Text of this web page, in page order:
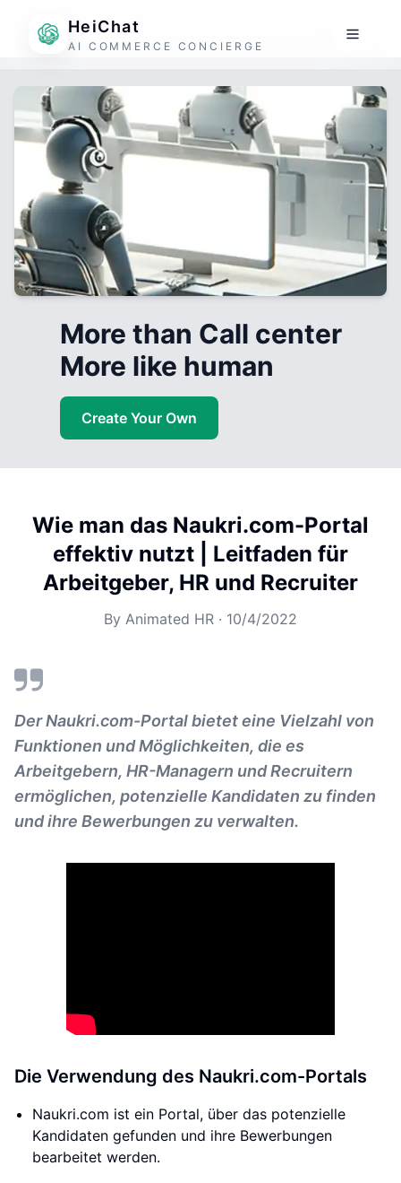
HeiChat
AI COMMERCE CONCIERGE
More than Call center
More like human
Create Your Own
Wie man das Naukri.com-Portal
effektiv nutzt | Leitfaden für
Arbeitgeber, HR und Recruiter
By Animated HR · 10/4/2022
Der Naukri.com-Portal bietet eine Vielzahl von
Funktionen und Möglichkeiten, die es
Arbeitgebern, HR-Managern und Recruitern
ermöglichen, potenzielle Kandidaten zu finden
und ihre Bewerbungen zu verwalten.
Die Verwendung des Naukri.com-Portals
Naukri.com ist ein Portal, über das potenzielle
Kandidaten gefunden und ihre Bewerbungen
bearbeitet werden.